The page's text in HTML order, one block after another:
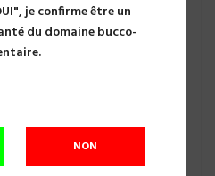
je confirme être un
du domaine bucco-
NON